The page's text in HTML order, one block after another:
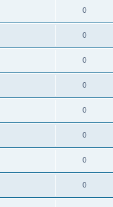
0
0
0
0
0
0
0
0